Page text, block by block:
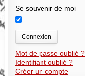
Se souvenir de moi
Connexion
Mot de passe oublié ?
Identifiant oublié ?
Créer un compte